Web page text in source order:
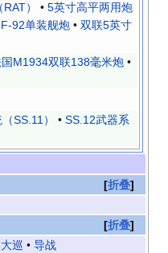
） • 5英寸高平两用炮
92单装舰炮 • 双联5英寸
M1934双联138毫米炮 •
SS.11） • SS.12武器系
折叠
折叠
大巡 • 导战